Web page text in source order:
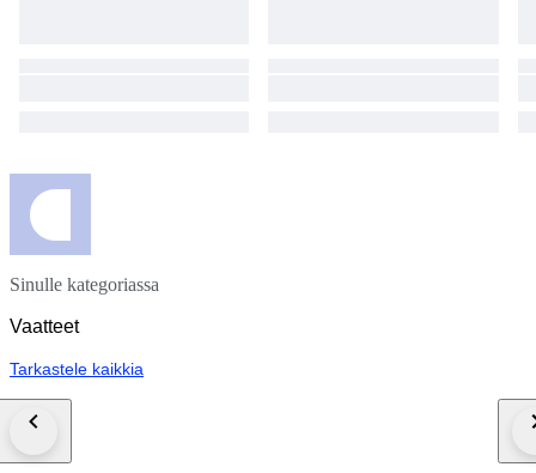
Sinulle kategoriassa
Vaatteet
Tarkastele kaikkia